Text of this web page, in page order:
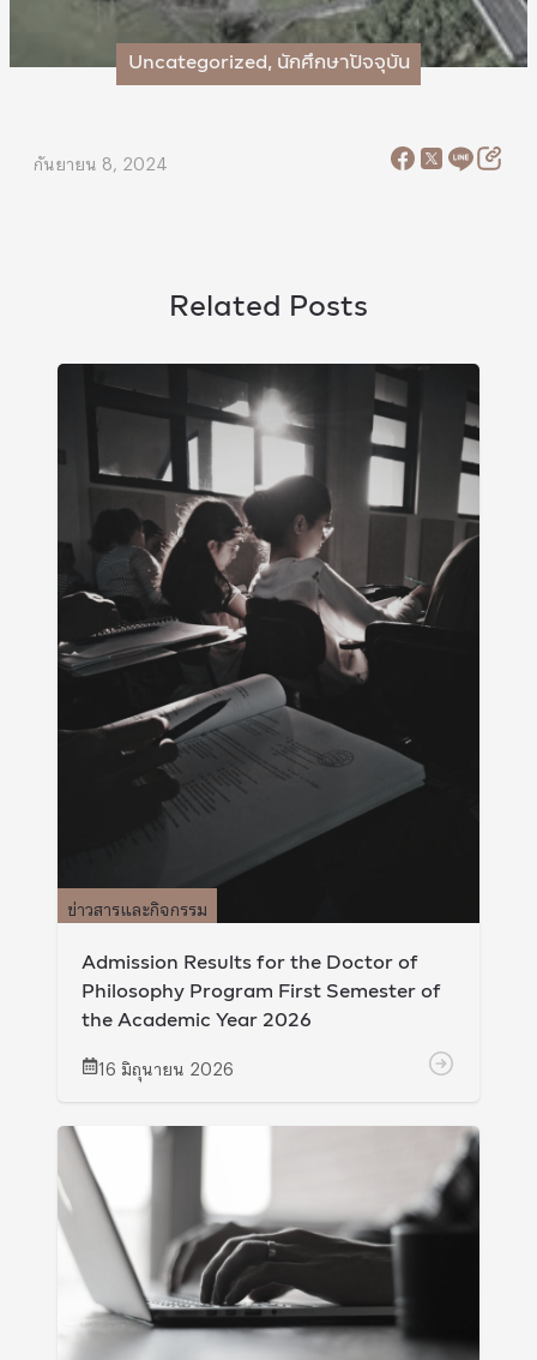
Uncategorized, นักศึกษาปัจจุบัน
กันยายน 8, 2024
Related Posts
ข่าวสารและกิจกรรม
Admission Results for the Doctor of
Philosophy Program First Semester of
the Academic Year 2026
16 มิถุนายน 2026